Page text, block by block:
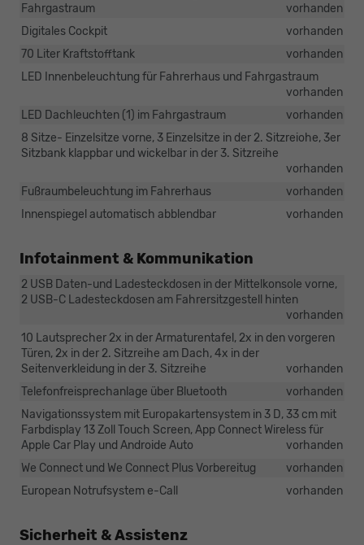
Fahrgastraum
vorhanden
Digitales Cockpit
vorhanden
70 Liter Kraftstofftank
vorhanden
LED Innenbeleuchtung für Fahrerhaus und Fahrgastraum
vorhanden
LED Dachleuchten (1) im Fahrgastraum
vorhanden
8 Sitze- Einzelsitze vorne, 3 Einzelsitze in der 2. Sitzreiohe, 3er
Sitzbank klappbar und wickelbar in der 3. Sitzreihe
vorhanden
Fußraumbeleuchtung im Fahrerhaus
vorhanden
Innenspiegel automatisch abblendbar
vorhanden
Infotainment & Kommunikation
2 USB Daten-und Ladesteckdosen in der Mittelkonsole vorne,
2 USB-C Ladesteckdosen am Fahrersitzgestell hinten
vorhanden
10 Lautsprecher 2x in der Armaturentafel, 2x in den vorgeren
Türen, 2x in der 2. Sitzreihe am Dach, 4x in der
Seitenverkleidung in der 3. Sitzreihe
vorhanden
Telefonfreisprechanlage über Bluetooth
vorhanden
Navigationssystem mit Europakartensystem in 3 D, 33 cm mit
Farbdisplay 13 Zoll Touch Screen, App Connect Wireless für
Apple Car Play und Androide Auto
vorhanden
We Connect und We Connect Plus Vorbereitug
vorhanden
European Notrufsystem e-Call
vorhanden
Sicherheit & Assistenz